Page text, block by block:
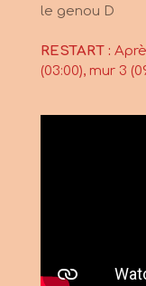
le genou D
RESTART :
(03:00), mur 3